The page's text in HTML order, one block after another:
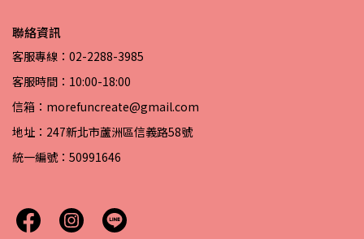
聯絡資訊
客服專線：02-2288-3985
客服時間：10:00-18:00
信箱：morefuncreate@gmail.com
地址：247新北市蘆洲區信義路58號
統一編號：50991646